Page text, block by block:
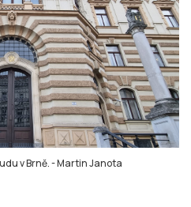
v Brně.-Martin Janota